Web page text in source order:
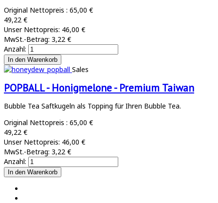
Original Nettopreis : 65,00 €
49,22 €
Unser Nettopreis: 46,00 €
MwSt.-Betrag: 3,22 €
Anzahl:
Sales
POPBALL - Honigmelone - Premium Taiwan
Bubble Tea Saftkugeln als Topping für Ihren Bubble Tea.
Original Nettopreis : 65,00 €
49,22 €
Unser Nettopreis: 46,00 €
MwSt.-Betrag: 3,22 €
Anzahl: